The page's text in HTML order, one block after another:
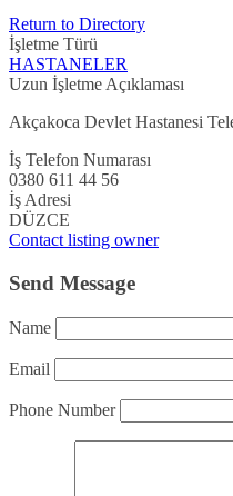
Return to Directory
İşletme Türü
HASTANELER
Uzun İşletme Açıklaması
Akçakoca Devlet Hastanesi
İş Telefon Numarası
0380 611 44 56
İş Adresi
DÜZCE
Contact listing owner
Send Message
Name
Email
Phone Number